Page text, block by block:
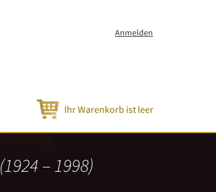
Anmelden
Ihr Warenkorb ist leer
(1924 – 1998)